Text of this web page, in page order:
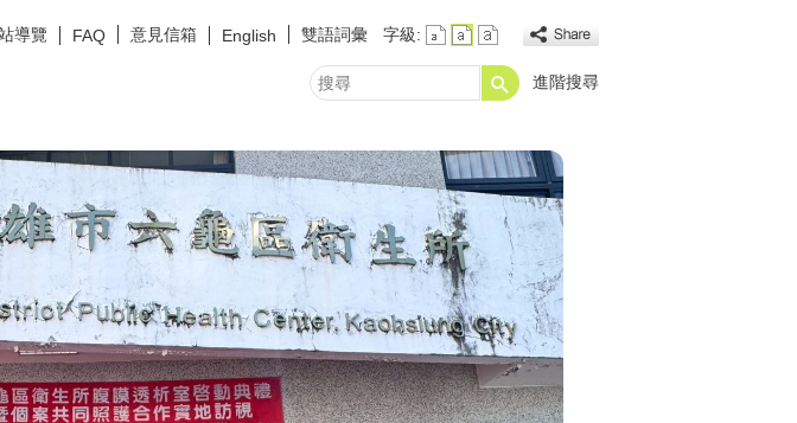
導覽 FAQ 意見信箱 English 雙語詞彙 字級:
搜
進階搜尋